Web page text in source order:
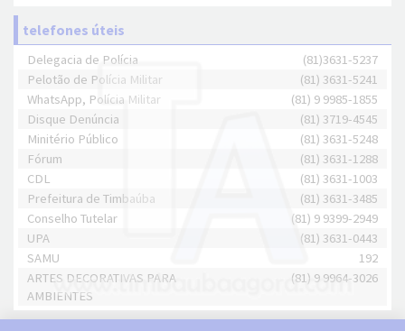
telefones úteis
Delegacia de Polícia
(81)3631-5237
Pelotão de Polícia Militar
(81) 3631-5241
WhatsApp, Polícia Militar
(81) 9 9985-1855
Disque Denúncia
(81) 3719-4545
Minitério Público
(81) 3631-5248
Fórum
(81) 3631-1288
CDL
(81) 3631-1003
Prefeitura de Timbaúba
(81) 3631-3485
Conselho Tutelar
(81) 9 9399-2949
UPA
(81) 3631-0443
SAMU
192
ARTES DECORATIVAS PARA
AMBIENTES
(81) 9 9964-3026